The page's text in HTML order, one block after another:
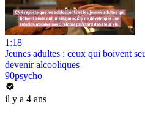
1:18
Jeunes adultes : ceux qui boivent
devenir alcooliques
90psycho
il y a 4 ans